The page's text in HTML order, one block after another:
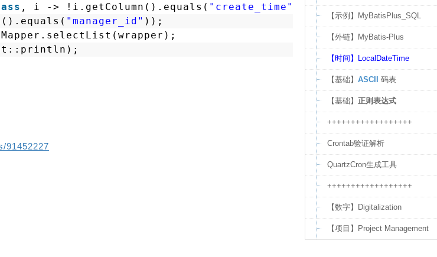
, i -> !i.getColumn().equals( "create_time"
"manager_id" ));
91452227
【示例】MyBatisPlus_SQL
【外链】MyBatis-Plus
【时间】LocalDateTime
【基础】 ASCII 码表
【基础】 正则表达式
++++++++++++++++++
Crontab验证解析
QuartzCron生成工具
++++++++++++++++++
【数字】Digitalization
【项目】Project Management